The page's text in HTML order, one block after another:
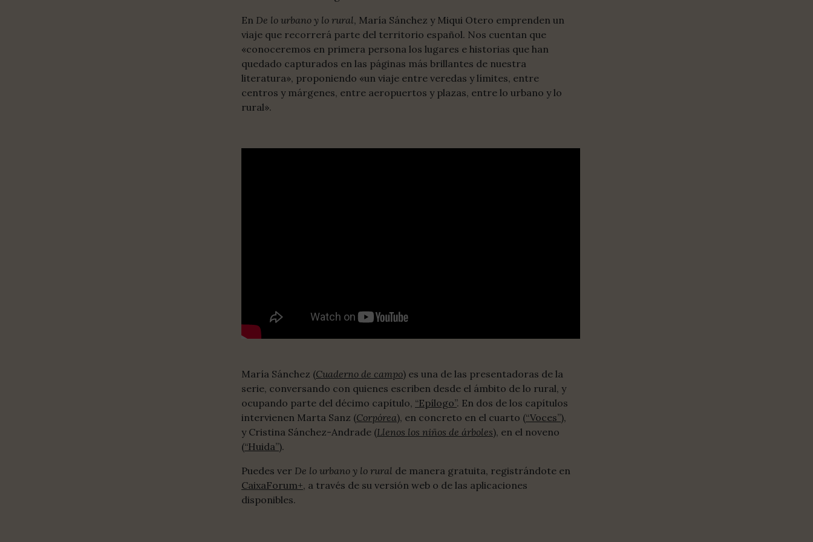
En De lo urbano y lo rural, María Sánchez y Miqui Otero emprenden un
viaje que recorrerá parte del territorio español. Nos cuentan que
«conoceremos en primera persona los lugares e historias que han
quedado capturados en las páginas más brillantes de nuestra
literatura», proponiendo «un viaje entre veredas y límites, entre
centros y márgenes, entre aeropuertos y plazas, entre lo urbano y lo
rural».
María Sánchez (Cuaderno de campo) es una de las presentadoras de la
serie, conversando con quienes escriben desde el ámbito de lo rural, y
ocupando parte del décimo capítulo, “Epílogo”. En dos de los capítulos
intervienen Marta Sanz (Corpórea), en concreto en el cuarto (“Voces”),
y Cristina Sánchez-Andrade (Llenos los niños de árboles), en el noveno
(“Huida”).
Puedes ver De lo urbano y lo rural de manera gratuita, registrándote en
CaixaForum+, a través de su versión web o de las aplicaciones
disponibles.